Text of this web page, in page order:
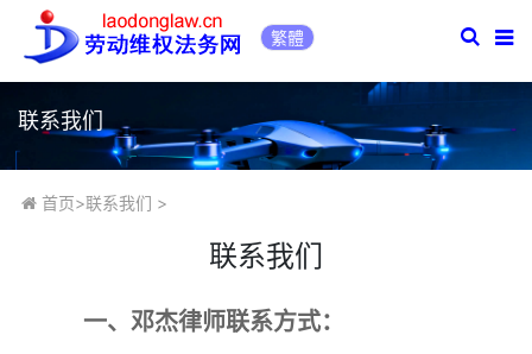
繁體
联系我们
首页>联系我们 >
联系我们
一、邓杰律师联系方式：